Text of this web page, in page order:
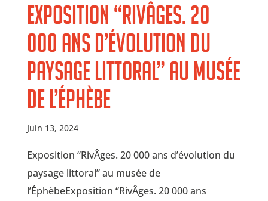
Exposition “RivÂges. 20
000 ans d’évolution du
paysage littoral” au musée
de l’Éphèbe
Juin 13, 2024
Exposition “RivÂges. 20 000 ans d’évolution du
paysage littoral” au musée de
l’ÉphèbeExposition “RivÂges. 20 000 ans